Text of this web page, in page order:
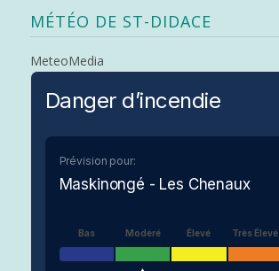
MÉTÉO DE ST-DIDACE
MeteoMedia
Danger d’incendie
Prévision pour:
Maskinongé - Les Chenaux
Bas Modéré Élevé Très Élevé